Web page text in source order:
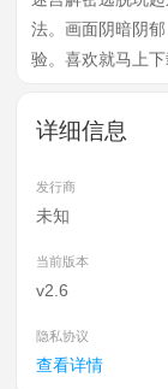
法。画面阴暗阴
验。喜欢就马上下
详细信息
发行商
未知
当前版本
v2.6
隐私协议
查看详情